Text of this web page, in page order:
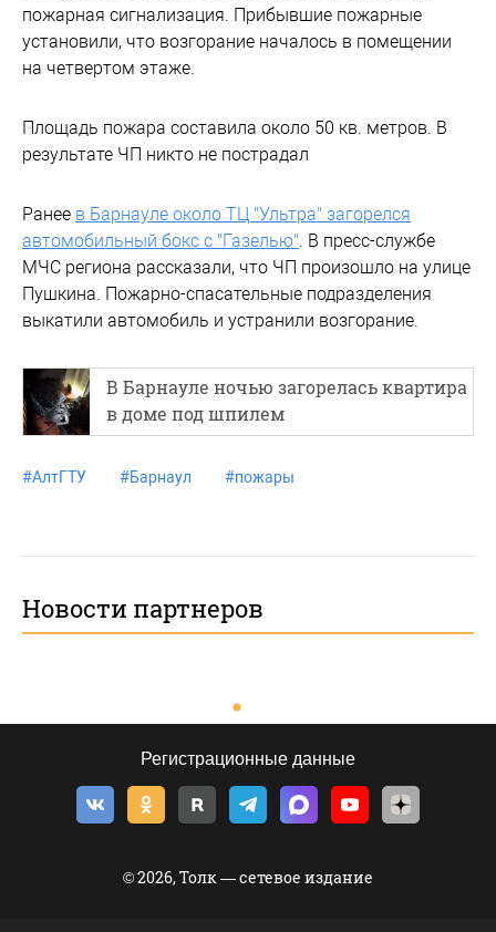
пожарная сигнализация. Прибывшие пожарные
установили, что возгорание началось в помещении
на четвертом этаже.
Площадь пожара составила около 50 кв. метров. В
результате ЧП никто не пострадал
Ранее в Барнауле около ТЦ "Ультра" загорелся
автомобильный бокс с "Газелью" . В пресс-службе
МЧС региона рассказали, что ЧП произошло на улице
Пушкина. Пожарно-спасательные подразделения
выкатили автомобиль и устранили возгорание.
В Барнауле ночью загорелась квартира
в доме под шпилем
#АлтГТУ #Барнаул #пожары
Новости партнеров
Регистрационные данные
© 2026, Толк — сетевое издание